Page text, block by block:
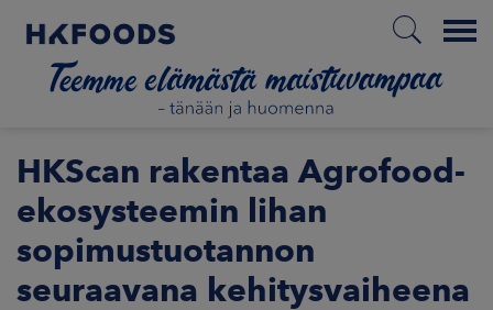
Menu
ETUSIVU
HKScan rakentaa Agrofood-
ekosysteemin lihan
sopimustuotannon
seuraavana kehitysvaiheena